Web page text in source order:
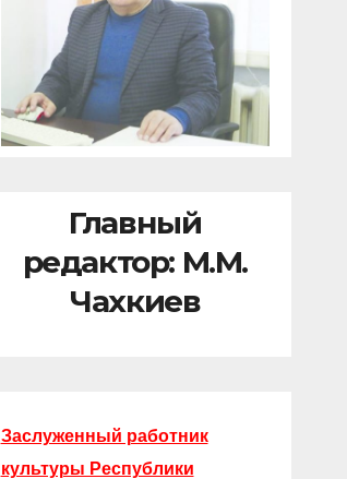
Главный
редактор: М.М.
Чахкиев
Заслуженный работник
культуры Республики